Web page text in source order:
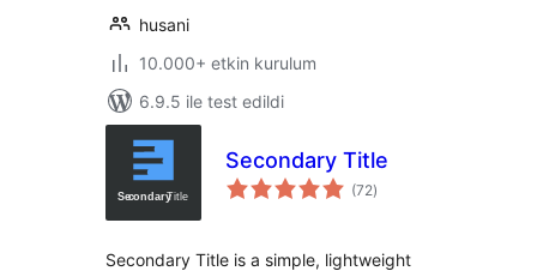
husani
10.000+ etkin kurulum
6.9.5 ile test edildi
Secondary Title
(72toplam
puan
)
Secondary Title is a simple, lightweight